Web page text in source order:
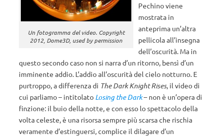
Un fotogramma del video. Copyright
2012, Dome3D, used by permission
Pechino viene
mostrata in
anteprima un’altra
pellicola all’insegna
dell’oscurità. Ma in
questo secondo caso non si narra d’un ritorno, bensì d’un
imminente addio. L’addio all’oscurità del cielo notturno. E
purtroppo, a differenza di The Dark Knight Rises, il video di
cui parliamo – intitolato Losing the Dark– non è un’opera di
finzione: il buio della notte, e con esso lo spettacolo della
volta celeste, è una risorsa sempre più scarsa che rischia
veramente d’estinguersi, complice il dilagare d’un